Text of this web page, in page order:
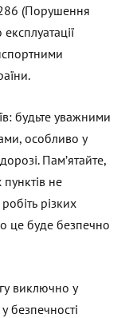
(Порушення
будьте уважними
особливо у
Пам’ятайте,
не
різких
це буде безпечно
виключно у
безпечності